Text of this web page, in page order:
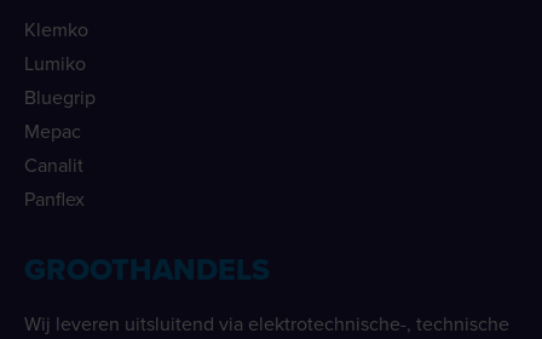
Klemko
Lumiko
Bluegrip
Mepac
Canalit
Panflex
GROOTHANDELS
Wij leveren uitsluitend via elektrotechnische-, technische